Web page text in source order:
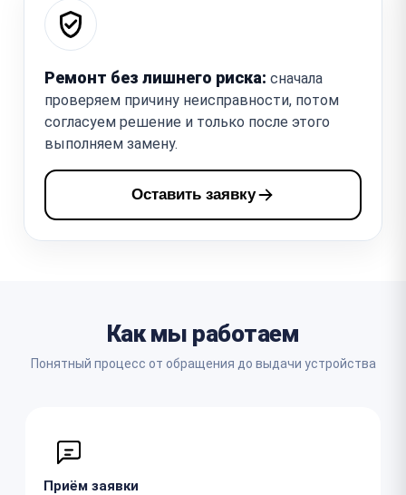
Ремонт без лишнего риска: сначала
проверяем причину неисправности, потом
согласуем решение и только после этого
выполняем замену.
Оставить заявку
Как мы работаем
Понятный процесс от обращения до выдачи устройства
Приём заявки